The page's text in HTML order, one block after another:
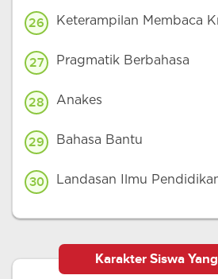
26 Keterampilan Membaca
27 Pragmatik Berbahasa
28 Anakes
29 Bahasa Bantu
30 Landasan Ilmu
Karakter Siswa